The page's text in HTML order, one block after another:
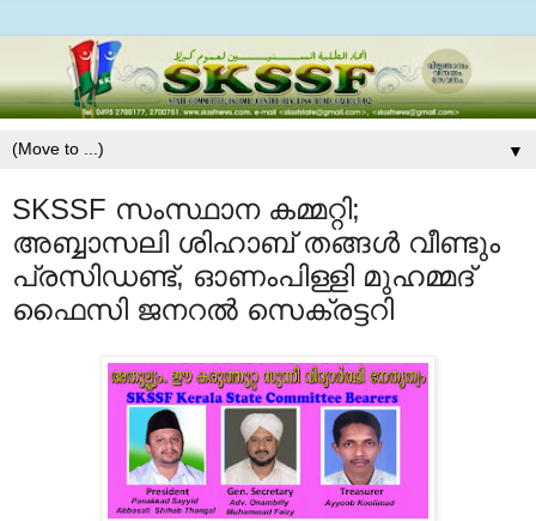
▼
SKSSF സംസ്ഥാന കമ്മറ്റി;
അബ്ബാസലി ശിഹാബ് തങ്ങള്‍ വീണ്ടും
പ്രസിഡണ്ട്‌, ഓണംപിള്ളി മുഹമ്മദ്
ഫൈസി ജനറല്‍ സെക്രട്ടറി